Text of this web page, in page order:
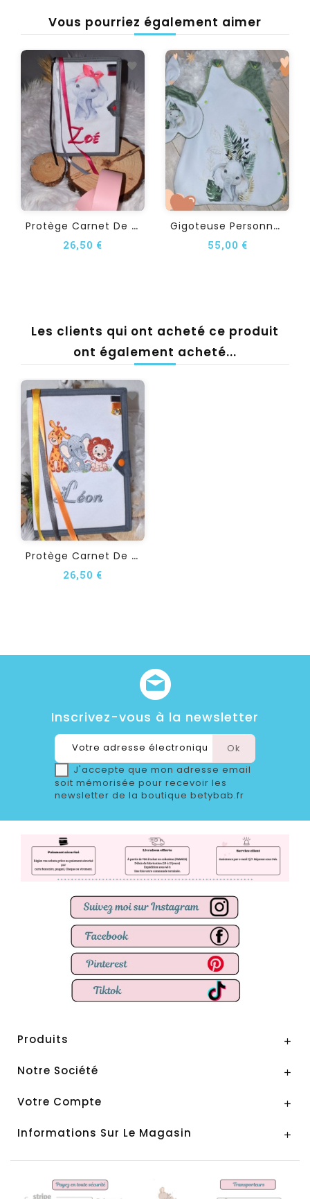
Vous pourriez également aimer
P
Rotège Carnet De Santé...
26,50 €
G
Igoteuse Personnalisée...
55,00 €
Les clients qui ont acheté ce produit
ont également acheté...
P
Rotège Carnet De Santé...
26,50 €
Inscrivez-vous à la newsletter
J'accepte que mon adresse email
soit mémorisée pour recevoir les
newsletter de la boutique betybab.fr
Produits 
Notre Société 
Votre Compte 
Informations Sur Le Magasin 